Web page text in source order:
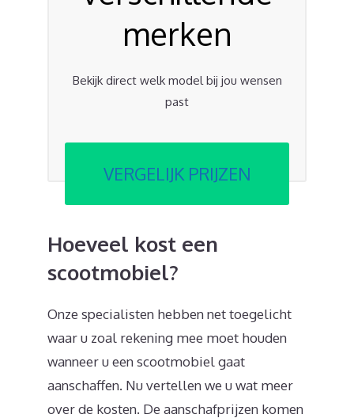
merken
Bekijk direct welk model bij jou wensen
past
VERGELIJK PRIJZEN
Hoeveel kost een
scootmobiel?
Onze specialisten hebben net toegelicht
waar u zoal rekening mee moet houden
wanneer u een scootmobiel gaat
aanschaffen. Nu vertellen we u wat meer
over de kosten. De aanschafprijzen komen